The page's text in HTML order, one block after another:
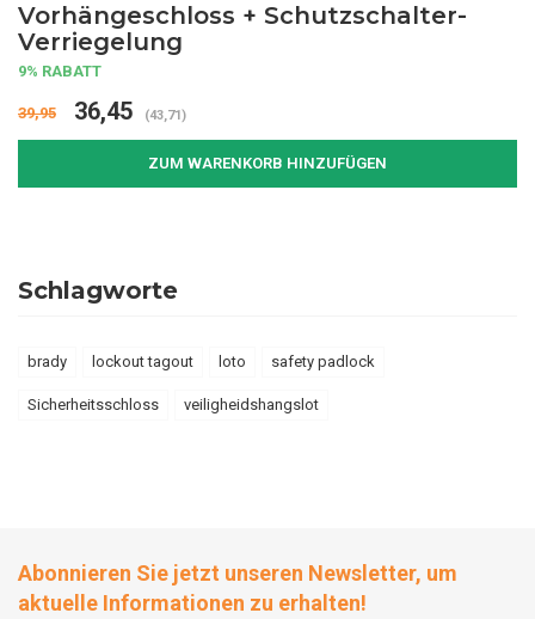
Vorhängeschloss + Schutzschalter-
Verriegelung
9% RABATT
39,95 36,45 (43,71)
ZUM WARENKORB HINZUFÜGEN
Schlagworte
brady lockout tagout loto safety padlock
Sicherheitsschloss veiligheidshangslot
Abonnieren Sie jetzt unseren Newsletter, um
aktuelle Informationen zu erhalten!